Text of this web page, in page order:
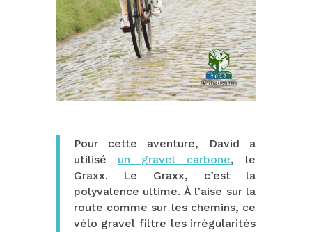
Pour cette aventure, David a
utilisé un gravel carbone, le
Graxx. Le Graxx, c’est la
polyvalence ultime. À l’aise sur la
route comme sur les chemins, ce
vélo gravel filtre les irrégularités